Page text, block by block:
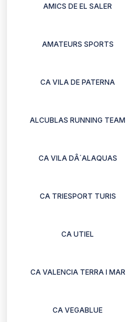
AMICS DE EL SALER
AMATEURS SPORTS
CA VILA DE PATERNA
ALCUBLAS RUNNING TEAM
CA VILA DÂ´ALAQUAS
CA TRIESPORT TURIS
CA UTIEL
CA VALENCIA TERRA I MAR
CA VEGABLUE